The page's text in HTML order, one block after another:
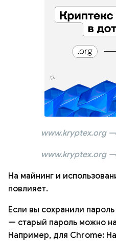
www.kryptex.org
www.kryptex.org
На майнинг и
повлияет.
Если вы сохранили
— старый пароль можно
Например, для Chrome: